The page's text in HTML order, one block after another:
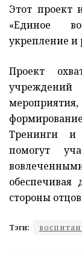
Этот проект
«Единое
укрепление и
Проект
учреждений
Тренинги и
помогут
стороны
Тэги: